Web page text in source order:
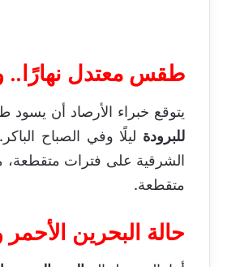
طقس معتدل نهارًا..
يتوقع خبراء الأرصاد أن
للبرودة ليلًا وفي الصباح
الشرقية على فترات
متقطعة.
حالة البحرين